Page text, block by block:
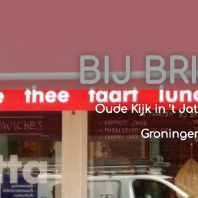
BIJ
Oude Kijk in ’t